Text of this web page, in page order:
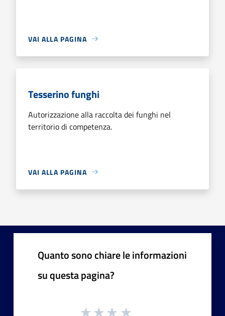
VAI ALLA PAGINA
Tesserino funghi
Autorizzazione alla raccolta dei funghi nel
territorio di competenza.
VAI ALLA PAGINA
Quanto sono chiare le informazioni
su questa pagina?